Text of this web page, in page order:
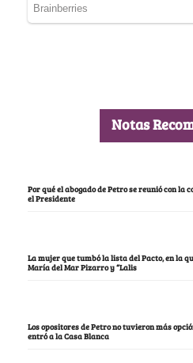
Notas
Por qué el abogado de Petro se reunió con la
el Presidente
La mujer que tumbó la lista del Pacto, en la
María del Mar Pizarro y “Lalis
Los opositores de Petro no tuvieron más
entró a la Casa Blanca